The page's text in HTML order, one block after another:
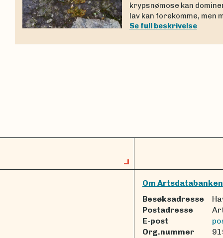
krypsnømose kan
lav kan forekomme, men
Se full beskrivelse
Om Artsdatabanken
Besøksadresse
Postadresse
E-post
Org.nummer